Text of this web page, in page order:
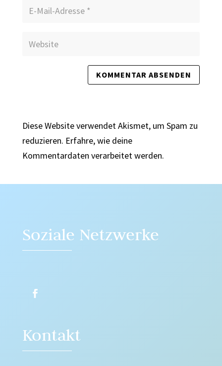
Diese Website verwendet Akismet, um Spam zu
reduzieren. Erfahre, wie deine
Kommentardaten verarbeitet werden.
Soziale Netzwerke
Kontakt